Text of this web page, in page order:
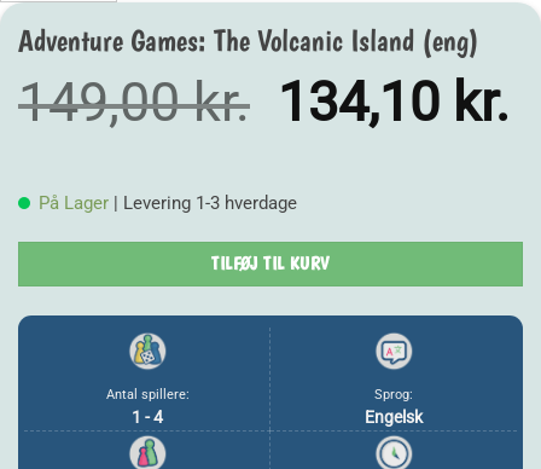
Adventure Games: The Volcanic Island (eng)
149,00kr. Den
oprindelige
pris
var:
149,00 kr..
134,10 kr.
På Lager | Levering 1-3 hverdage
TILFØJ TIL KURV
Antal spillere:
1 - 4
Sprog:
Engelsk